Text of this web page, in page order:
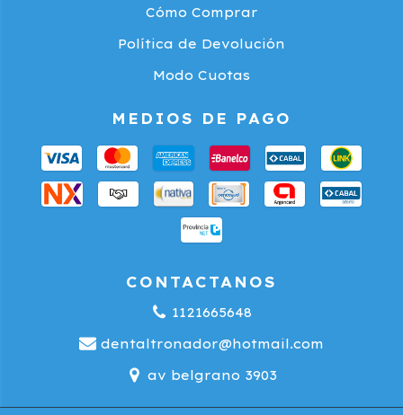
Cómo Comprar
Política de Devolución
Modo Cuotas
MEDIOS DE PAGO
CONTACTANOS
1121665648
dentaltronador@hotmail.com
av belgrano 3903